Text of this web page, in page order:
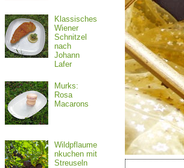
Klassisches
Wiener
Schnitzel
nach
Johann
Lafer
Murks:
Rosa
Macarons
Wildpflaume
nkuchen mit
Streuseln